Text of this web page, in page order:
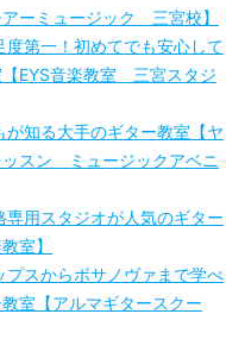
望にも選ばれている三宮駅
アーミュージック 三宮校】
度第一！初めてでも安心して
【EYS音楽教室 三宮スタジ
が知る大手のギター教室【ヤ
スン ミュージックアベニ
用スタジオが人気のギター
室】